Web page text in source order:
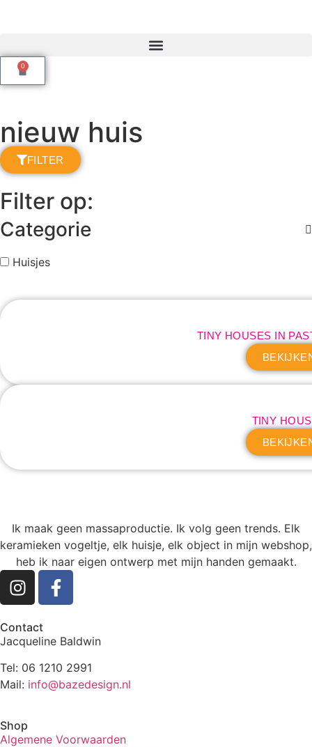
0
nieuw huis
FILTER
Filter op:
Categorie
Huisjes
TINY HOUSES IN
TINY
Ik maak geen massaproductie. Ik volg geen trends. Elk
keramieken vogeltje, elk huisje, elk object in mijn webshop,
heb ik naar eigen ontwerp met mijn handen gemaakt.
Contact
Jacqueline Baldwin
Tel: 06 1210 2991
Mail: info@bazedesign.nl
Shop
Algemene Voorwaarden